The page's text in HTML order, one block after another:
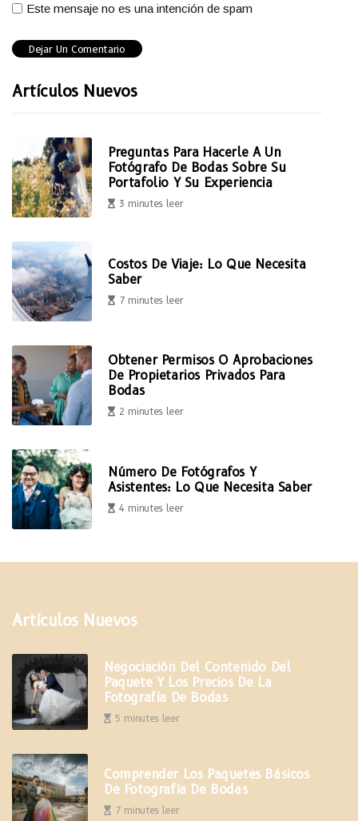
Este mensaje no es una intención de spam
Artículos Nuevos
Preguntas Para Hacerle A Un
Fotógrafo De Bodas Sobre Su
Portafolio Y Su Experiencia
3 minutes leer
Costos De Viaje: Lo Que Necesita
Saber
7 minutes leer
Obtener Permisos O Aprobaciones
De Propietarios Privados Para
Bodas
2 minutes leer
Número De Fotógrafos Y
Asistentes: Lo Que Necesita Saber
4 minutes leer
Artículos Nuevos
Negociación Del Contenido Del
Paquete Y Los Precios De La
Fotografía De Bodas
5 minutes leer
Comprender Los Paquetes Básicos
De Fotografía De Bodas
7 minutes leer